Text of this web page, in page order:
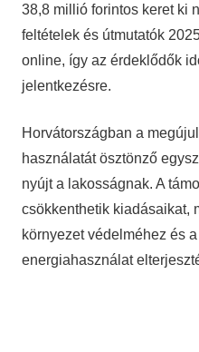
38,8 millió forintos keret ki
feltételek és útmutatók
online, így az érdeklődők
jelentkezésre.
Horvátországban a
használatát ösztönző
nyújt a lakosságnak. A
csökkenthetik kiadásaikat,
környezet védelméhez és
energiahasználat